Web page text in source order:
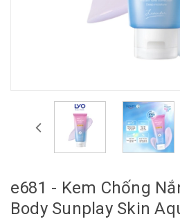
e681 - Kem Chống
Body Sunplay Skin